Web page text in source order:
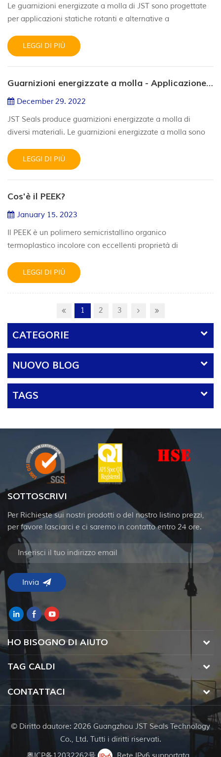
Le guarnizioni energizzate a molla di JST sono progettate
per applicazioni statiche rotanti e alternative a
vuoto a 70Mpa, la velocità di movimento raggiunge i
20M/S per sopravvivere all'ambiente più corrosivo.
-200~+230℃ Temperatura PTFE + fibra di carbonio:
-260~+310℃ Temperatura PTFE + bronz...
LEGGI DI PIÙ
Guarnizioni energizzate a molla - Applicazione industriale
December 29. 2022
JST Seals produce guarnizioni energizzate a molla di
diversi materiali. Le guarnizioni energizzate a molla sono
e una molla energizzante in metallo resistente alla
corrosione. rispetto ad altre guarnizioni, le guarnizioni
elastomeriche e alle guarnizioni metalliche che in genere
si g...
LEGGI DI PIÙ
Cos'è il PEEK?
January 15. 2023
Il PEEK è un polimero semicristallino organico
termoplastico incolore con eccellenti proprietà di
al degrado terminale lo rende utile negli ambienti
petroliferi e del gas. Le condizioni di lavorazione utilizzate
quindi le proprietà meccaniche. Come per il PTFE, il PEEK
presenta di...
LEGGI DI PIÙ
1 2 3
CATEGORIE
NUOVO BLOG
TAGS
SOTTOSCRIVI
Per Richieste sui nostri prodotti o del nostro listino prezzi,
per favore lasciarci e ci saremo in contatto entro 24 ore.
HO BISOGNO DI AIUTO
TAG CALDI
CONTATTACI
© Diritto dautore: 2026 Guangzhou JST Seals Technology
Co., Ltd. Tutti i diritti riservati.